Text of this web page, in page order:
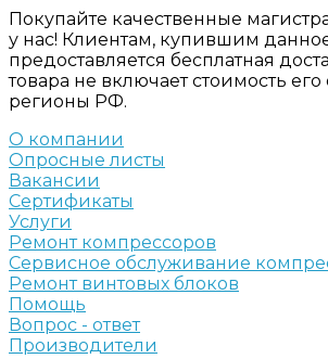
Покупайте качественные
у нас! Клиентам, купившим
предоставляется бесплатная
товара не включает стоимость его
регионы РФ.
О компании
Опросные листы
Вакансии
Сертификаты
Услуги
Ремонт компрессоров
Сервисное обслуживание
Ремонт винтовых блоков
Помощь
Вопрос - ответ
Производители